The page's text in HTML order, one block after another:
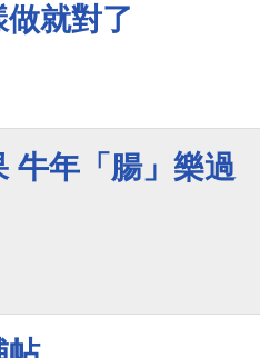
就對了
牛年「腸」樂過